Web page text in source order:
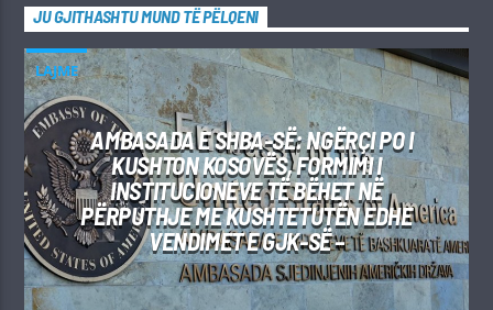
JU GJITHASHTU MUND TË PËLQENI
LAJME
AMBASADA E SHBA-SË: NGËRÇI PO I
KUSHTON KOSOVËS, FORMIMI I
INSTITUCIONEVE TË BËHET NË
PËRPUTHJE ME KUSHTETUTËN EDHE
VENDIMET E GJK-SË –